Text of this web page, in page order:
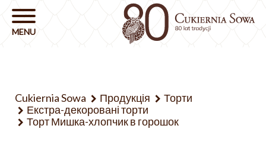
Cukiernia Sowa Продукція
Торти
Екстра-декоровані торти
Торт Мишка-хлопчик в горошок